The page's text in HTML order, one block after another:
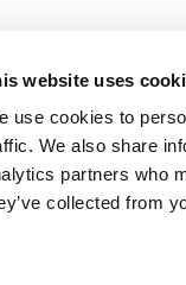
website uses
use cookies to
We also share
partners who
collected from